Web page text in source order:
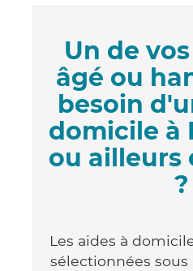
Un de
âgé ou
besoin
domicile à
ou ailleurs
?
Les aides à
sélectionnées